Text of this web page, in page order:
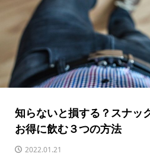
知らないと損する？スナッ
お得に飲む３つの方法
2022.01.21